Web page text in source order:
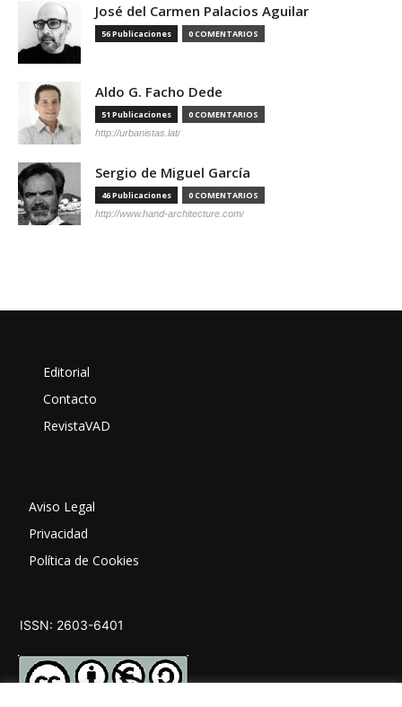
José del Carmen Palacios Aguilar
56 Publicaciones 0 COMENTARIOS
Aldo G. Facho Dede
51 Publicaciones 0 COMENTARIOS
http://urbanistas.lat/
Sergio de Miguel García
46 Publicaciones 0 COMENTARIOS
http://www.hand-architecture.com/
Editorial
Contacto
RevistaVAD
Aviso Legal
Privacidad
Política de Cookies
ISSN: 2603-6401